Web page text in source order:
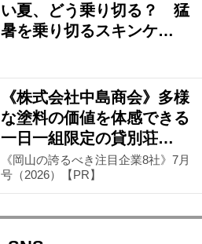
い夏、どう乗り切る？ 猛
暑を乗り切るスキンケ…
《株式会社中島商会》多様
な塗料の価値を体感できる
一日一組限定の貸別荘…
《岡山の誇るべき注目企業8社》7月
号（2026）【PR】